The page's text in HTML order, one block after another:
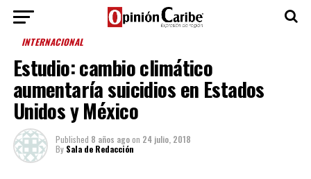
INTERNACIONAL
Estudio: cambio climático
aumentaría suicidios en Estados
Unidos y México
Published 8 años agoon 24 julio, 2018
By Sala de Redacción